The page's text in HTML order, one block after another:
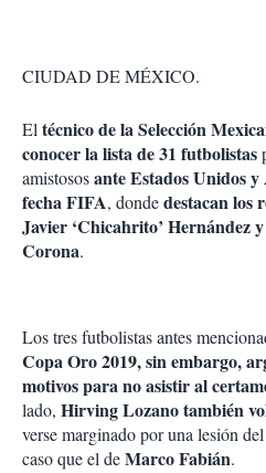
CIUDAD DE MÉXICO.
Eltécnico de la Selección
conocer la lista de 31 futbolistas
amistososante Estados Unidos
fecha FIFA, dondedestacan los
Javier ‘Chicahrito’ Hernández
Corona.
Los tres futbolistas antes
Copa Oro 2019, sin embargo,
motivos para no asistir al
lado, Hirving Lozano también
verse marginado por una lesión
caso que el deMarco Fabián.